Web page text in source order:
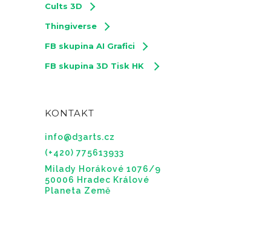
Cults 3D
Thingiverse
FB skupina AI Grafici
FB skupina 3D Tisk HK
KONTAKT
info@d3arts.cz
(+420) 775613933
Milady Horákové 1076/9
50006 Hradec Králové
Planeta Země